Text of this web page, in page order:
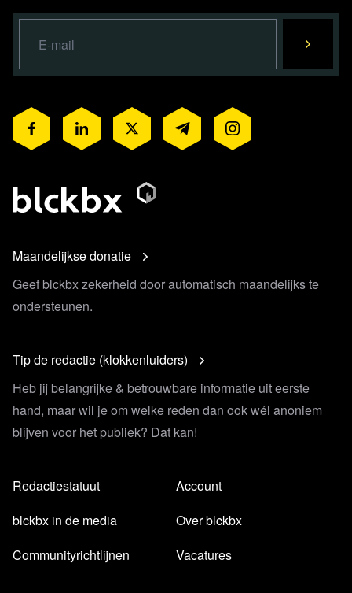
Maandelijkse donatie
Geef blckbx zekerheid door automatisch maandelijks te
ondersteunen.
Tip de redactie (klokkenluiders)
Heb jij belangrijke & betrouwbare informatie uit eerste
hand, maar wil je om welke reden dan ook wél anoniem
blijven voor het publiek? Dat kan!
Redactiestatuut
blckbx in de media
Communityrichtlijnen
Account
Over blckbx
Vacatures